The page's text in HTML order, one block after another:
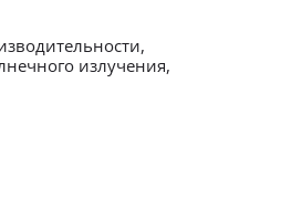
излучения,